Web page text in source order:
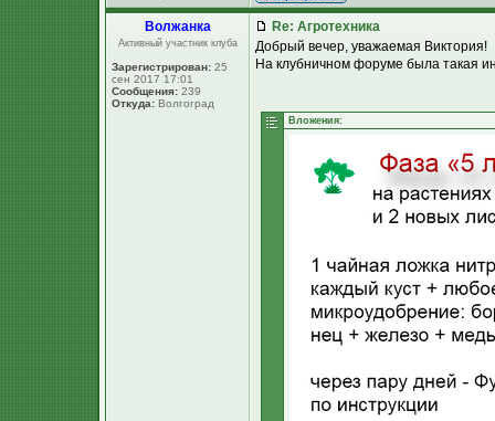
Волжанка
Активный участник клуба
Зарегистрирован: 25
сен 2017 17:01
Сообщения: 239
Откуда: Волгоград
Re: Агротехника
Добрый вечер, уважаемая Виктория!
На клубничном форуме была такая
Вложения: